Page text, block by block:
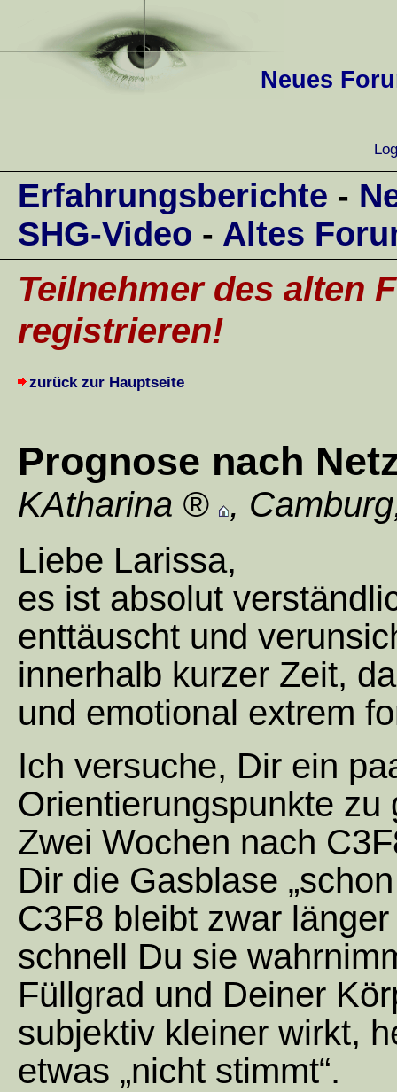
Neues
Erfahrungsberichte -
SHG-Video - Altes
Teilnehmer des alten
registrieren!
zurück zur Hauptseite
Prognose nach
KAtharina , Camburg
Liebe Larissa,
es ist absolut
enttäuscht und
innerhalb kurzer Zeit,
und emotional extrem
Ich versuche, Dir ein
Orientierungspunkte zu
Zwei Wochen nach
Dir die Gasblase
C3F8 bleibt zwar
schnell Du sie
Füllgrad und Deiner
subjektiv kleiner wirkt,
etwas „nicht stimmt“.